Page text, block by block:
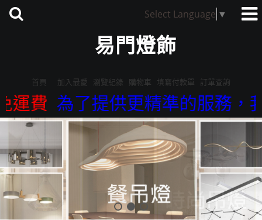
Select Language ▼
易門燈飾
首頁 加入最愛 瀏覽紀錄 購物車 填寫付款單 訂單查詢
費 為了提供更精準的服務，我